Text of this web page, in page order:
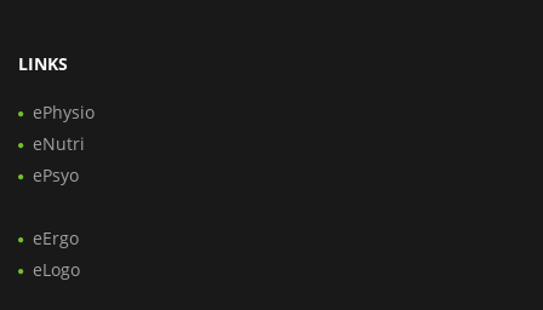
LINKS
ePhysio
eNutri
ePsyo
eErgo
eLogo